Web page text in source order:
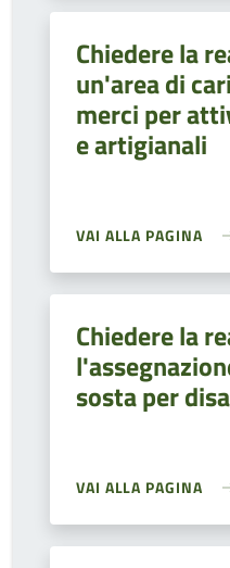
Chiedere la
un'area di
merci per
e artigianali
VAI ALLA PAGINA
Chiedere la
sosta per
VAI ALLA PAGINA